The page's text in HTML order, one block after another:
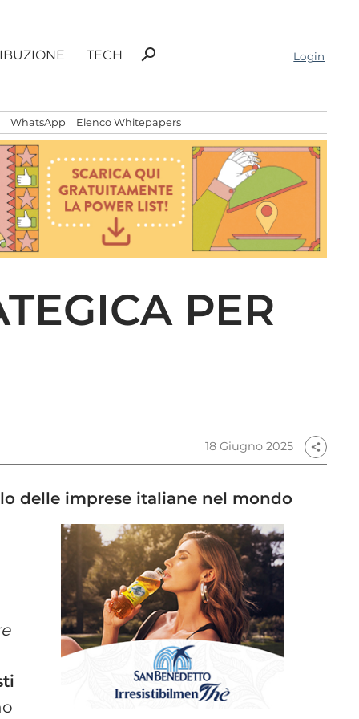
TECH
Ricerca
search Login
WhatsApp Elenco Whitepapers
PER
18 Giugno 2025 share
delle imprese italiane nel mondo